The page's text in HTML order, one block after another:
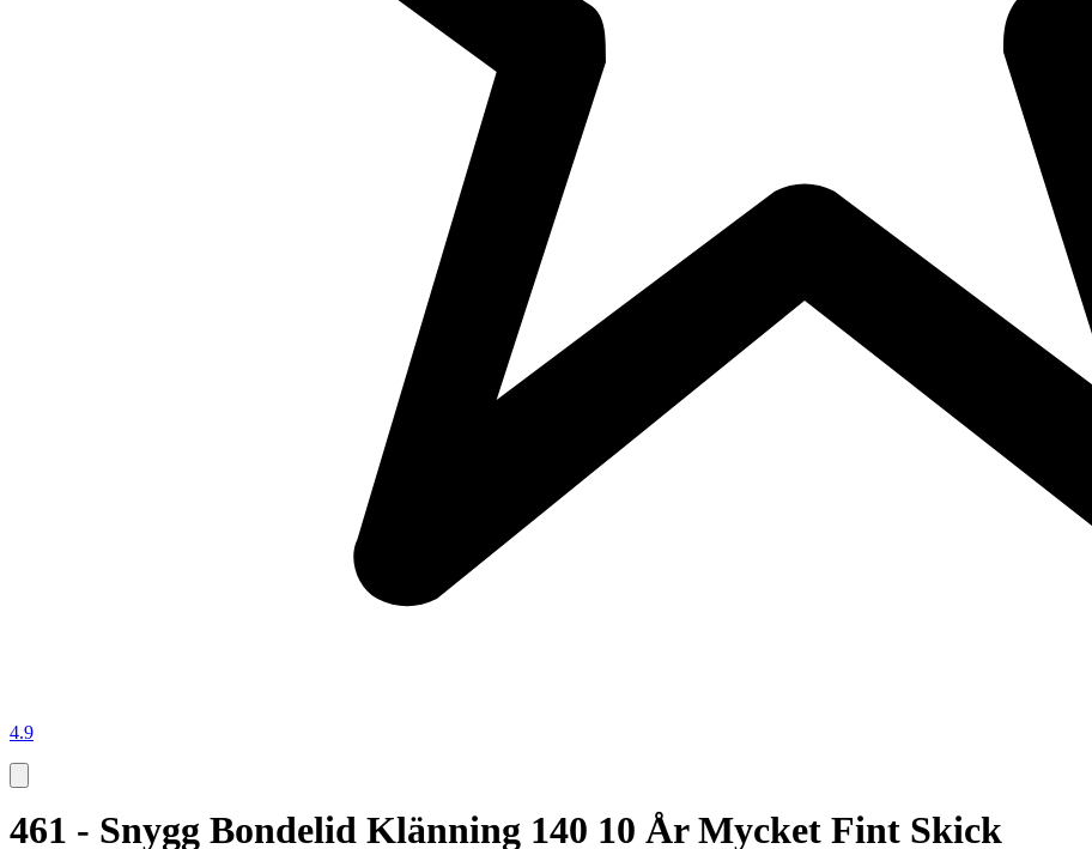
4.9
461 - Snygg Bondelid Klänning 140 10 År Mycket Fint Skick